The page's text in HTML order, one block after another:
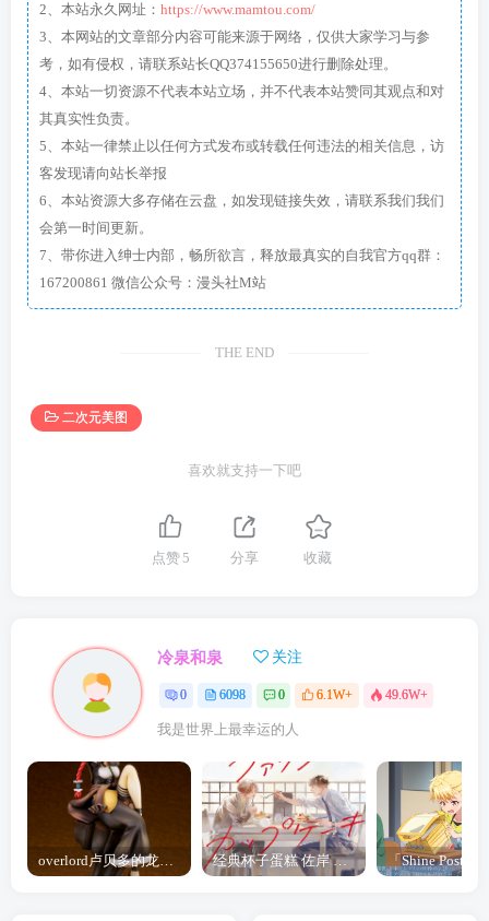
2、本站永久网址： https://www.mamtou.com/
3、本网站的文章部分内容可能来源于网络，仅供大家学习与参
考，如有侵权，请联系站长QQ374155650进行删除处理。
4、本站一切资源不代表本站立场，并不代表本站赞同其观点和对
其真实性负责。
5、本站一律禁止以任何方式发布或转载任何违法的相关信息，访
客发现请向站长举报
6、本站资源大多存储在云盘，如发现链接失效，请联系我们我们
会第一时间更新。
7、带你进入绅士内部，畅所欲言，释放最真实的自我官方qq群：
167200861 微信公众号：漫头社M站
THE END
二次元美图
喜欢就支持一下吧
点赞 5 分享 收藏
冷泉和泉 关注
0 6098 0 6.1W+ 49.6W+
我是世界上最幸运的人
overlord卢贝多的龙王谁厉害 「Overlord」露普斯蕾琪娜·贝塔手办开订 经典杯子蛋糕 佐岸 漫画「经典杯子蛋糕」宣布真人日剧化